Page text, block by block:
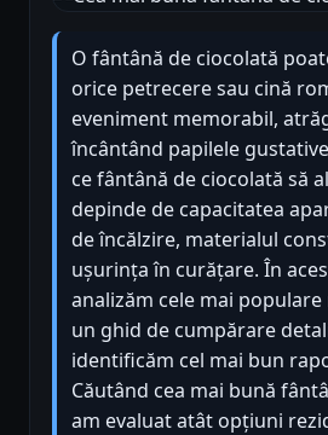
O fântână de ciocolată
orice petrecere sau cină
eveniment memorabil,
încântând papilele
ce fântână de ciocolată să
depinde de capacitatea
de încălzire, materialul
ușurința în curățare. În
analizăm cele mai
un ghid de cumpărare
identificăm cel mai bun
Căutând cea mai bună
am evaluat atât opțiuni